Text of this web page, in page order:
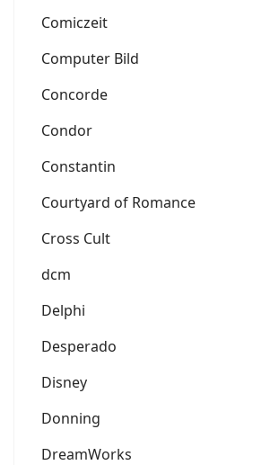
Comiczeit
Computer Bild
Concorde
Condor
Constantin
Courtyard of Romance
Cross Cult
dcm
Delphi
Desperado
Disney
Donning
DreamWorks